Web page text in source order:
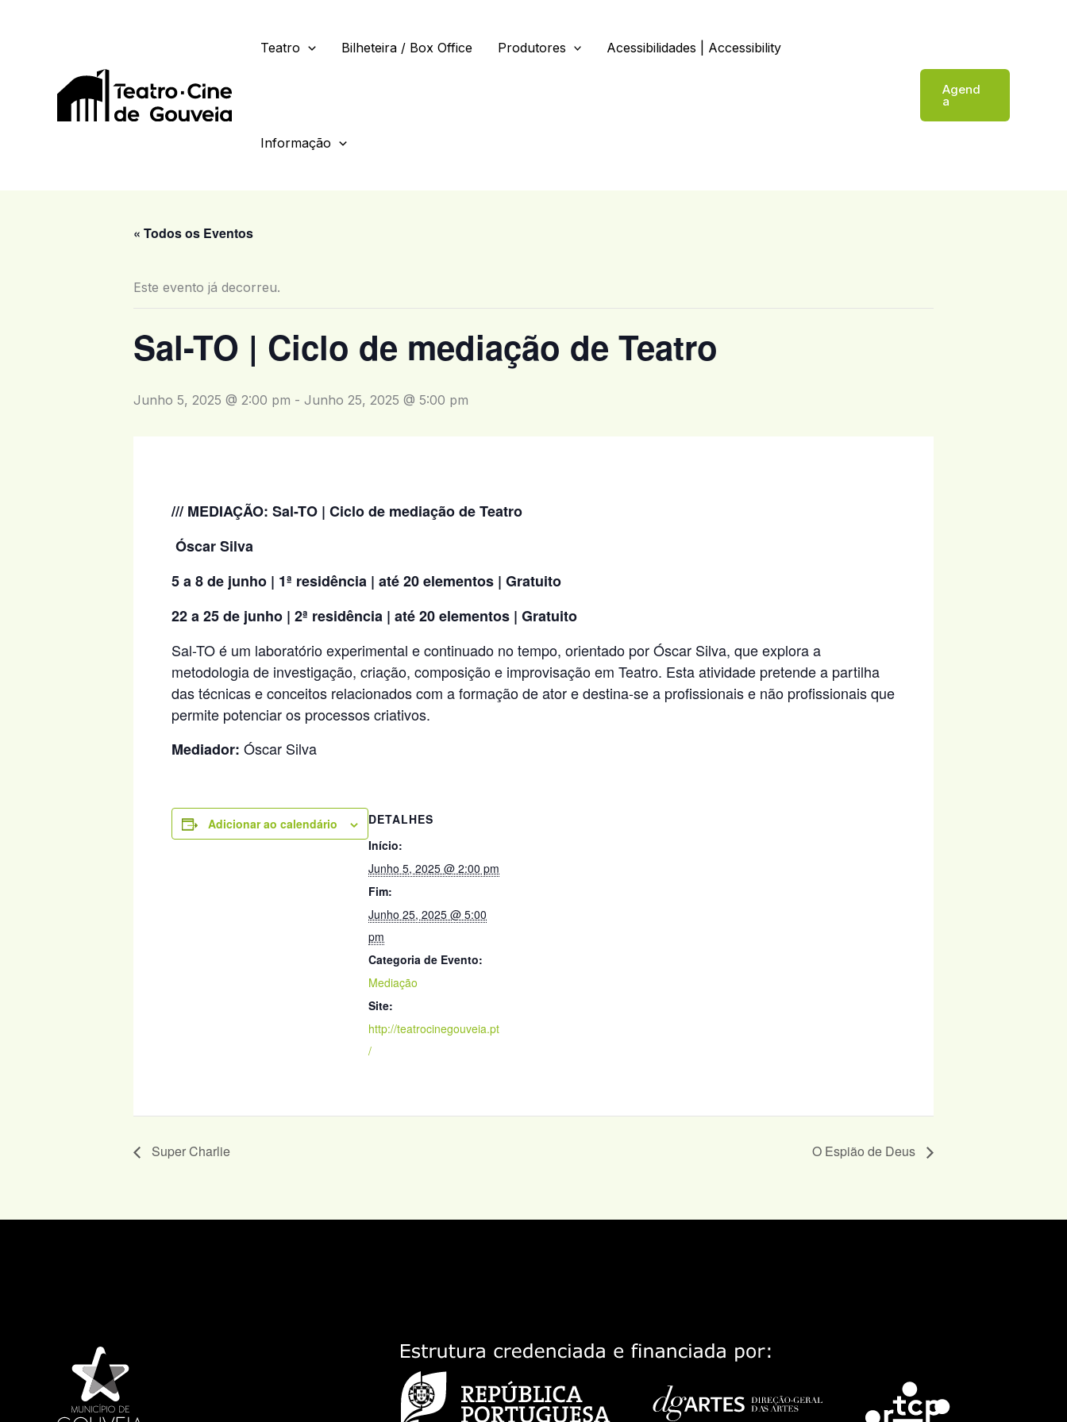
Teatro Bilheteira / Box Office Produtores Acessibilidades | Accessibility
Informação
Agend
a
« Todos os Eventos
Este evento já decorreu.
Sal-TO | Ciclo de mediação de Teatro
Junho 5, 2025 @ 2:00 pm - Junho 25, 2025 @ 5:00 pm
/// MEDIAÇÃO: Sal-TO | Ciclo de mediação de Teatro
Óscar Silva
5 a 8 de junho | 1ª residência | até 20 elementos | Gratuito
22 a 25 de junho | 2ª residência | até 20 elementos | Gratuito
Sal-TO é um laboratório experimental e continuado no tempo, orientado por Óscar Silva, que explora a
metodologia de investigação, criação, composição e improvisação em Teatro. Esta atividade pretende a partilha
das técnicas e conceitos relacionados com a formação de ator e destina-se a profissionais e não profissionais que
permite potenciar os processos criativos.
Mediador: Óscar Silva
Adicionar ao calendário
DETALHES
Início:
Junho 5, 2025 @ 2:00 pm
Fim:
Junho 25, 2025 @ 5:00
pm
Categoria de Evento:
Mediação
Site:
http://teatrocinegouveia.pt
/
Super Charlie O Espião de Deus